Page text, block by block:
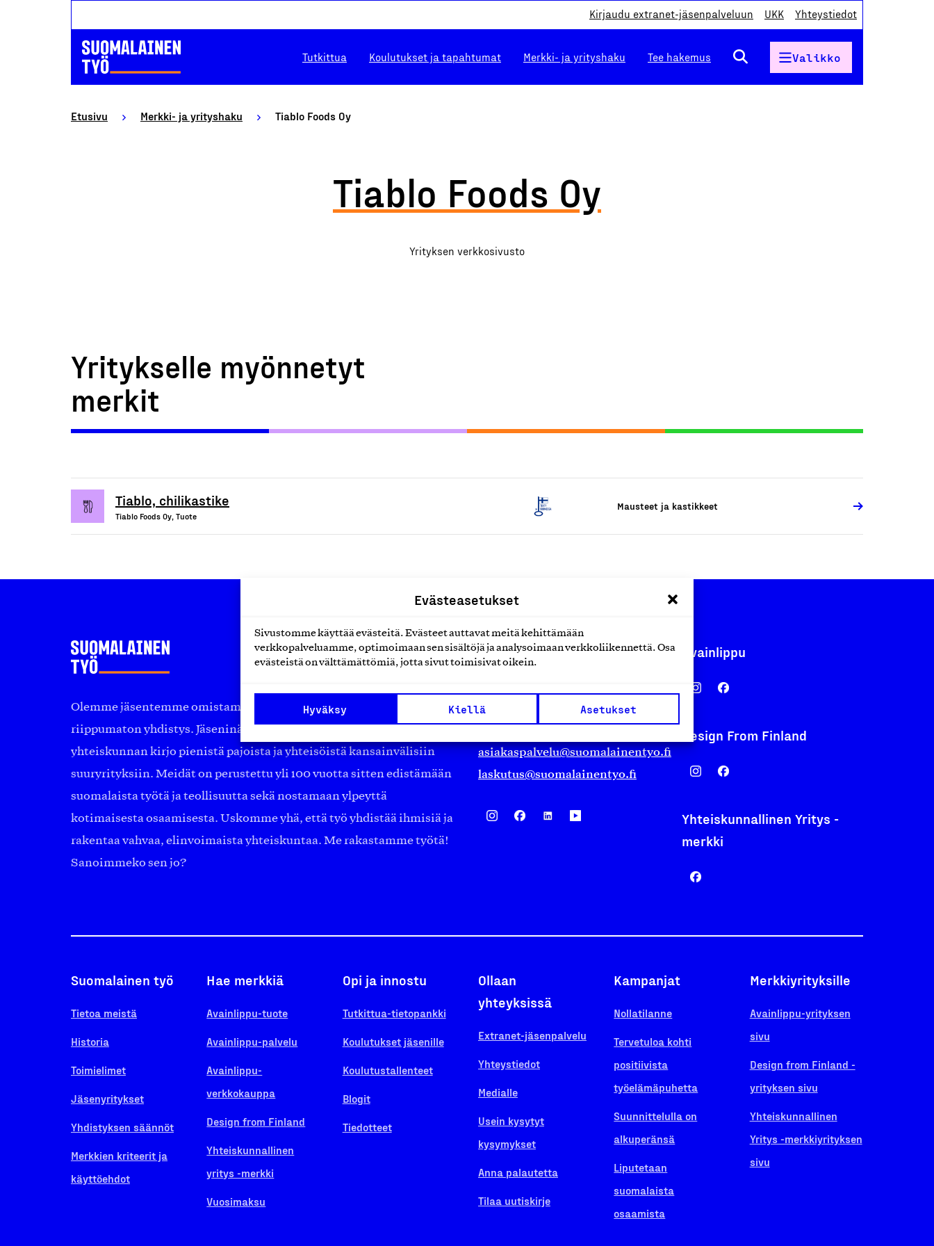
Evästeasetukset
Sivustomme käyttää evästeitä. Evästeet auttavat meitä kehittämään
verkkopalveluamme, optimoimaan sen sisältöjä ja analysoimaan verkkoliikennettä. Osa
evästeistä on välttämättömiä, jotta sivut toimisivat oikein.
Hyväksy Kiellä Asetukset
Kirjaudu extranet-jäsenpalveluun UKK Yhteystiedot
Tutkittua Koulutukset ja tapahtumat Merkki- ja yrityshaku Tee hakemus Valikko
Etusivu Merkki- ja yrityshaku Tiablo Foods Oy
Tiablo Foods Oy
Yrityksen verkkosivusto
Yritykselle myönnetyt
merkit
Tiablo, chilikastike
Tiablo Foods Oy, Tuote
Mausteet ja kastikkeet
Olemme jäsentemme omistama puolueeton, työmarkkinajärjestöistä
riippumaton yhdistys. Jäseninämme on koko suomalaisen
yhteiskunnan kirjo pienistä pajoista ja yhteisöistä kansainvälisiin
suuryrityksiin. Meidät on perustettu yli 100 vuotta sitten edistämään
suomalaista työtä ja teollisuutta sekä nostamaan ylpeyttä
kotimaisesta osaamisesta. Uskomme yhä, että työ yhdistää ihmisiä ja
rakentaa vahvaa, elinvoimaista yhteiskuntaa. Me rakastamme työtä!
Sanoimmeko sen jo?
Suomalainen työ ry
00130 Helsinki
asiakaspalvelu@suomalainentyo.fi
laskutus@suomalainentyo.fi
Avainlippu
Design From Finland
Yhteiskunnallinen Yritys -
merkki
Suomalainen työ
Tietoa meistä
Historia
Toimielimet
Jäsenyritykset
Yhdistyksen säännöt
Merkkien kriteerit ja
käyttöehdot
Hae merkkiä
Avainlippu-tuote
Avainlippu-palvelu
Avainlippu-
verkkokauppa
Design from Finland
Yhteiskunnallinen
yritys -merkki
Vuosimaksu
Opi ja innostu
Tutkittua-tietopankki
Koulutukset jäsenille
Koulutustallenteet
Blogit
Tiedotteet
Ollaan
yhteyksissä
Extranet-jäsenpalvelu
Yhteystiedot
Medialle
Usein kysytyt
kysymykset
Anna palautetta
Tilaa uutiskirje
Kampanjat
Nollatilanne
Tervetuloa kohti
positiivista
työelämäpuhetta
Suunnittelulla on
alkuperänsä
Liputetaan
suomalaista
osaamista
Merkkiyrityksille
Avainlippu-yrityksen
sivu
Design from Finland -
yrityksen sivu
Yhteiskunnallinen
Yritys -merkkiyrityksen
sivu